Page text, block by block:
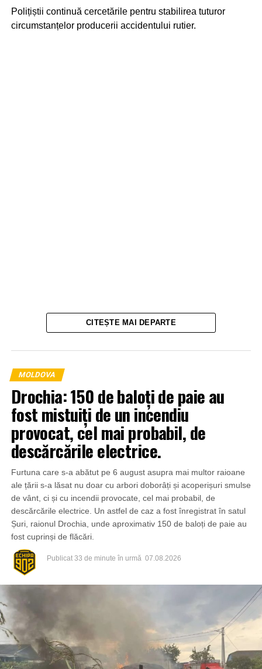
Polițiștii continuă cercetările pentru stabilirea tuturor
circumstanțelor producerii accidentului rutier.
CITEȘTE MAI DEPARTE
MOLDOVA
Drochia: 150 de baloți de paie au
fost mistuiți de un incendiu
provocat, cel mai probabil, de
descărcările electrice.
Furtuna care s-a abătut pe 6 august asupra mai multor raioane
ale țării s-a lăsat nu doar cu arbori doborâți și acoperișuri smulse
de vânt, ci și cu incendii provocate, cel mai probabil, de
descărcările electrice. Un astfel de caz a fost înregistrat în satul
Șuri, raionul Drochia, unde aproximativ 150 de baloți de paie au
fost cuprinși de flăcări.
Publicat 33 de minute în urmă 07.08.2026